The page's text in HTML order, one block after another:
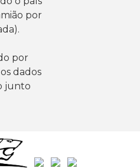
por
por
dados
junto